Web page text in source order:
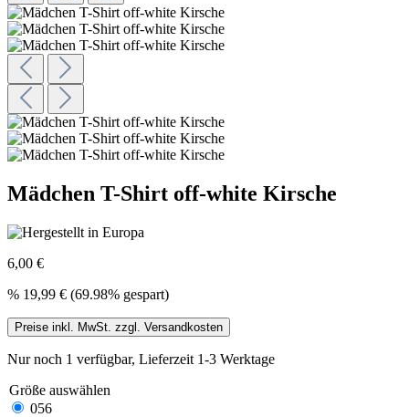
Mädchen T-Shirt off-white Kirsche
6,00 €
% 19,99 € (69.98% gespart)
Preise inkl. MwSt. zzgl. Versandkosten
Nur noch 1 verfügbar, Lieferzeit 1-3 Werktage
Größe auswählen
056